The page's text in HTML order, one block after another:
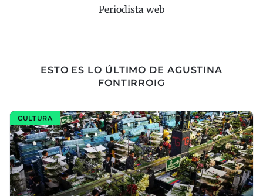
Periodista web
ESTO ES LO ÚLTIMO DE AGUSTINA
FONTIRROIG
CULTURA